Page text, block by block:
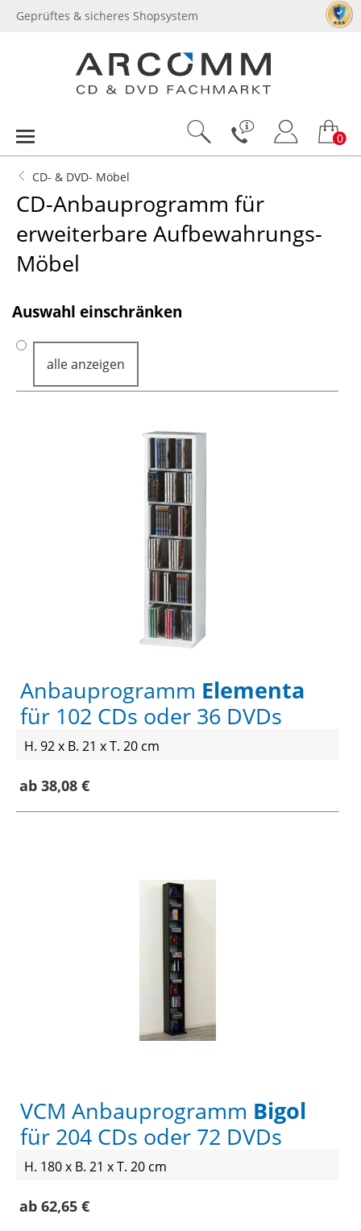
Geprüftes & sicheres Shopsystem
0
CD- & DVD- Möbel
CD-Anbauprogramm für
erweiterbare Aufbewahrungs-
Möbel
Auswahl einschränken
alle anzeigen
Anbauprogramm Elementa
für 102 CDs oder 36 DVDs
H. 92 x B. 21 x T. 20 cm
ab 38,08 €
VCM Anbauprogramm Bigol
für 204 CDs oder 72 DVDs
H. 180 x B. 21 x T. 20 cm
ab 62,65 €